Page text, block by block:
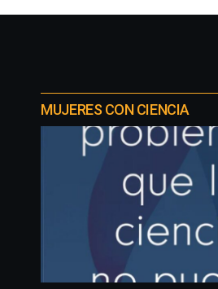
MUJERES CON CIENCIA